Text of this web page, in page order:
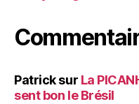
Patricksur La
sent bon le Brésil